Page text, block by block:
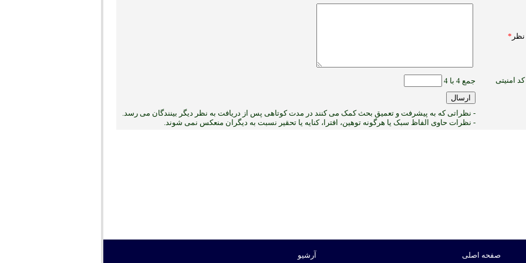
نظر *
کد امنیتی جمع 4 با 4
- نظراتی که به پیشرفت و تعمیق بحث کمک می کنند در مدت کوتاهی پس از دریافت به نظر دیگر بینندگان می رسد.
- نظرات حاوی الفاظ سبک یا هرگونه توهین، افترا، کنایه یا تحقیر نسبت به دیگران منعکس نمی ‏شوند.
صفحه اصلی آرشیو